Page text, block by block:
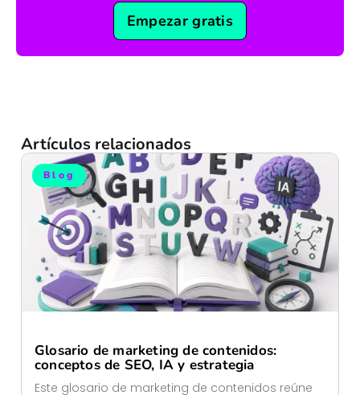
Empezar gratis
Artículos relacionados
Blog
Glosario de marketing de contenidos:
conceptos de SEO, IA y estrategia
Este glosario de marketing de contenidos reúne